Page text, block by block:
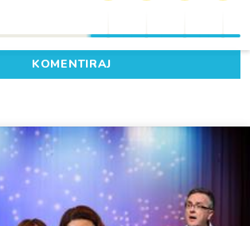
KOMENTIRAJ